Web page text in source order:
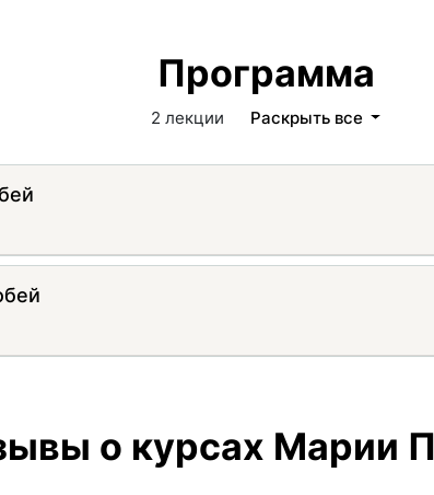
Программа
2 лекции Раскрыть все
о курсах Марии